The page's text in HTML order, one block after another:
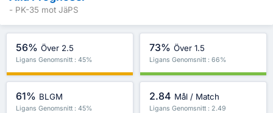
- PK-35 mot JäPS
56% Över 2.5
Ligans Genomsnitt : 45%
73% Över 1.5
Ligans Genomsnitt : 66%
61% BLGM
Ligans Genomsnitt : 45%
2.84 Mål / Match
Ligans Genomsnitt : 2.49